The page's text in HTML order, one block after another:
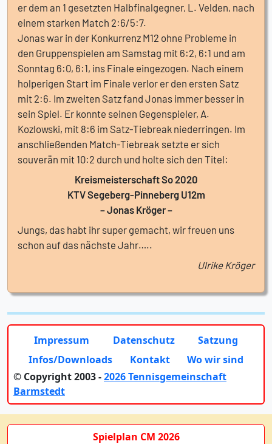
er dem an 1 gesetzten Halbfinalgegner, L. Velden, nach
einem starken Match 2:6/5:7.
Jonas war in der Konkurrenz M12 ohne Probleme in
den Gruppenspielen am Samstag mit 6:2, 6:1 und am
Sonntag 6:0, 6:1, ins Finale eingezogen. Nach einem
holperigen Start im Finale verlor er den ersten Satz
mit 2:6. Im zweiten Satz fand Jonas immer besser in
sein Spiel. Er konnte seinen Gegenspieler, A.
Kozlowski, mit 8:6 im Satz-Tiebreak niederringen. Im
anschließenden Match-Tiebreak setzte er sich
souverän mit 10:2 durch und holte sich den Titel:
Kreismeisterschaft So 2020
KTV Segeberg-Pinneberg U12m
– Jonas Kröger –
Jungs, das habt ihr super gemacht, wir freuen uns
schon auf das nächste Jahr…..
Ulrike Kröger
Impressum Datenschutz
Satzung
Infos/Downloads
Kontakt
Wo wir sind
© Copyright 2003 -2026 Tennisgemeinschaft
Barmstedt
Spielplan CM 2026